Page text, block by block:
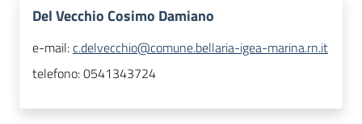
Del Vecchio Cosimo Damiano
e-mail:c.delvecchio@comune.bellaria-igea-marina.rn.it
telefono:0541343724